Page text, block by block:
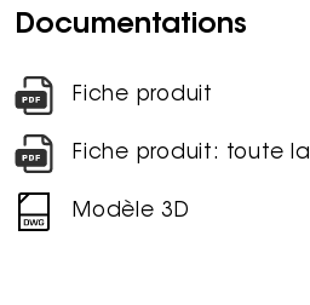
Documentations
Fiche produit
Fiche produit: toute
Modèle 3D